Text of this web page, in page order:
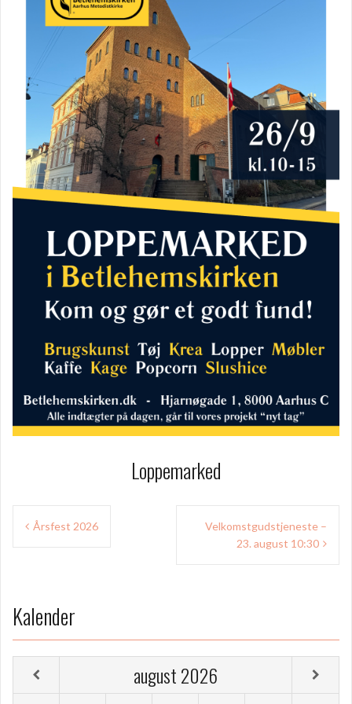
Loppemarked
l
æ
g
s
Årsfest 2026
Velkomstgudstjeneste –
23. august 10:30
Kalender
august2026